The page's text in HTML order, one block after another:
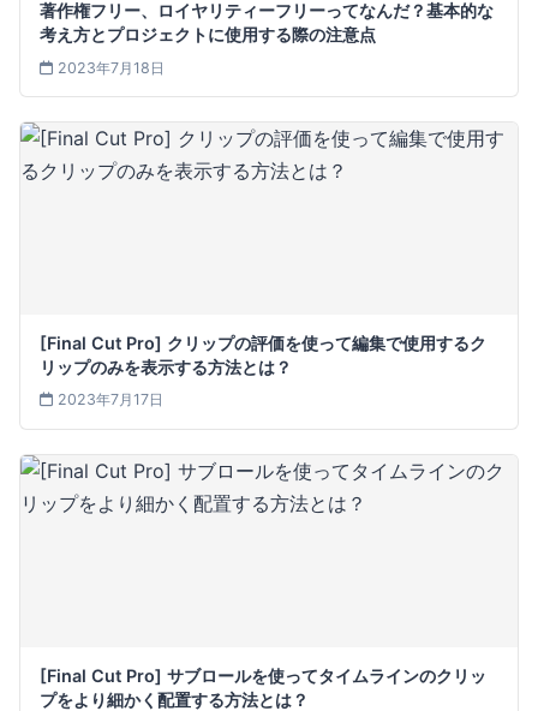
著作権フリー、ロイヤリティーフリーってなんだ？基本的な
考え方とプロジェクトに使用する際の注意点
2023年7月18日
[Final Cut Pro] クリップの評価を使って編集で使用するク
リップのみを表示する方法とは？
2023年7月17日
[Final Cut Pro] サブロールを使ってタイムラインのクリッ
プをより細かく配置する方法とは？